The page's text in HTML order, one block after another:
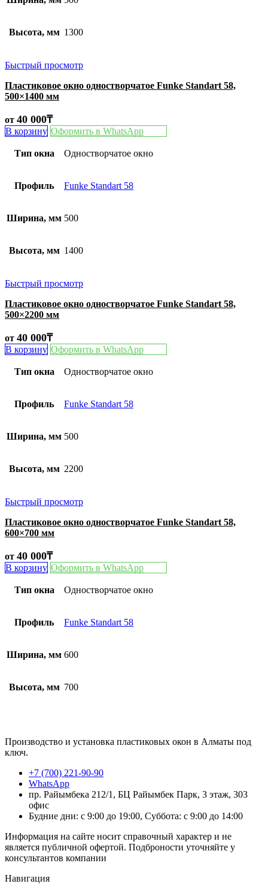
Высота, мм 1300
Быстрый просмотр
Пластиковое окно одностворчатое Funke Standart 58,
500×1400 мм
от 40 000₸
В корзину Оформить в WhatsApp
Тип окна Одностворчатое окно
Профиль Funke Standart 58
Ширина, мм 500
Высота, мм 1400
Быстрый просмотр
Пластиковое окно одностворчатое Funke Standart 58,
500×2200 мм
от 40 000₸
В корзину Оформить в WhatsApp
Тип окна Одностворчатое окно
Профиль Funke Standart 58
Ширина, мм 500
Высота, мм 2200
Быстрый просмотр
Пластиковое окно одностворчатое Funke Standart 58,
600×700 мм
от 40 000₸
В корзину Оформить в WhatsApp
Тип окна Одностворчатое окно
Профиль Funke Standart 58
Ширина, мм 600
Высота, мм 700
Производство и установка пластиковых окон в Алматы под
ключ.
+7 (700) 221-90-90
WhatsApp
пр. Райымбека 212/1, БЦ Райымбек Парк, 3 этаж, 303
офис
Будние дни: с 9:00 до 19:00, Суббота: с 9:00 до 14:00
Информация на сайте носит справочный характер и не
является публичной офертой. Подброности уточняйте у
консультантов компании
Навигация